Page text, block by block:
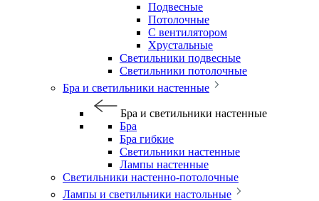
Подвесные
Потолочные
С вентилятором
Хрустальные
Светильники подвесные
Светильники потолочные
Бра и светильники настенные
Бра и светильники настенные
Бра
Бра гибкие
Светильники настенные
Лампы настенные
Светильники настенно-потолочные
Лампы и светильники настольные